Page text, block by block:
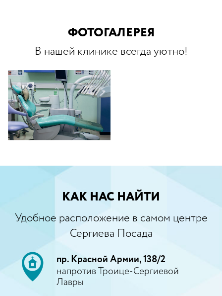
ФОТОГАЛЕРЕЯ
В нашей клинике всегда уютно!
КАК НАС НАЙТИ
Удобное расположение в самом центре
Сергиева Посада
пр. Красной Армии, 138/2
напротив Троице-Сергиевой
Лавры